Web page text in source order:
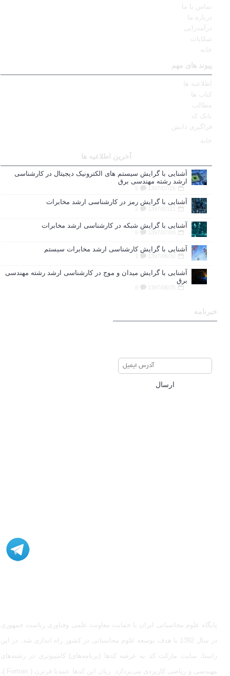
تماس با ما
درباره ما
درآمدزایی
شکایات
خانه
پیوند های مهم
اطلاعیه ها
کتاب ها
مطالب
بانک کد
فراگیری دانش
خانه
آخرین اطلاعیه ها
آشنایی با گرایش سیستم های الکترونیک دیجیتال در کارشناسی
ارشد رشته مهندسی برق
1397/07/26
5
آشنایی با گرایش رمز در کارشناسی ارشد مخابرات
1397/07/21
آشنایی با گرایش شبکه در کارشناسی ارشد مخابرات
1397/07/09
6
آشنایی با گرایش کارشناسی ارشد مخابرات سیستم
1397/06/30
آشنایی با گرایش میدان و موج در کارشناسی ارشد رشته مهندسی
برق
1397/06/25
خبرنامه
ارسال
پایگاه علوم محاسباتی ایران با حمایت معاونت علمی وفناوری ریاست جمهوری
در سال 1392 با هدف توسعه علوم محاسباتی در کشور راه اندازی شد. در این
راستا، سایت مارکت کد به عرضه کدها (برنامه‌های) کامپیوتری در رشته‌های
مهندسی و ریاضی کاربردی می‌پردازد. زبان این کدها عمدتا فرترن ( Fortran )،